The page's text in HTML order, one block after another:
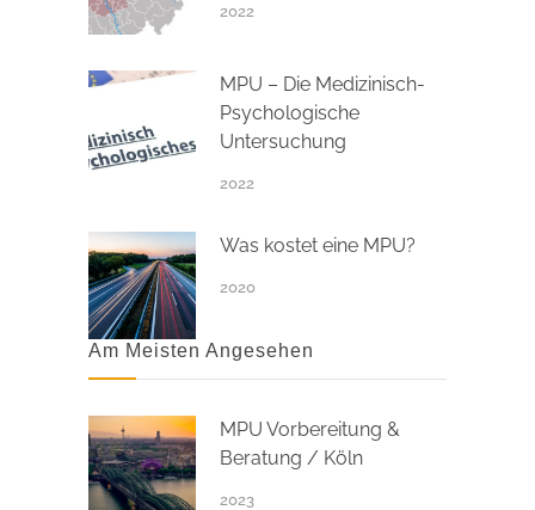
2022
MPU – Die Medizinisch-
Psychologische
Untersuchung
2022
Was kostet eine MPU?
2020
Am Meisten Angesehen
MPU Vorbereitung &
Beratung / Köln
2023